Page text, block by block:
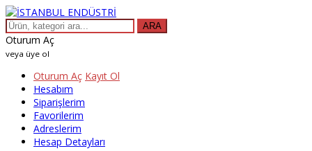
ARA
Oturum Aç
veya üye ol
Oturum Aç Kayıt Ol
Hesabım
Siparişlerim
Favorilerim
Adreslerim
Hesap Detayları